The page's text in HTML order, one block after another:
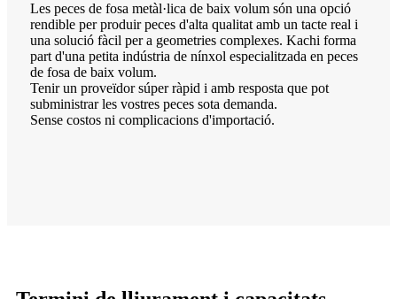
Les peces de fosa metàl·lica de baix volum són una opció
rendible per produir peces d'alta qualitat amb un tacte real i
una solució fàcil per a geometries complexes. Kachi forma
part d'una petita indústria de nínxol especialitzada en peces
de fosa de baix volum.
Tenir un proveïdor súper ràpid i amb resposta que pot
subministrar les vostres peces sota demanda.
Sense costos ni complicacions d'importació.